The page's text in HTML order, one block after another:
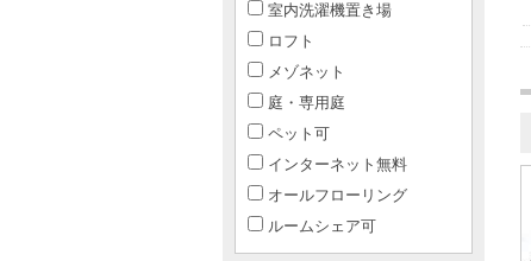
室内洗濯機置き場
ロフト
メゾネット
庭・専用庭
ペット可
インターネット無料
オールフローリング
ルームシェア可